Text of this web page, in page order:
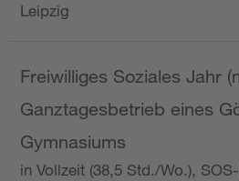
Leipzig
Freiwilliges Soziales Jahr
Ganztagesbetrieb eines
Gymnasiums
in Vollzeit (38,5 Std./Wo.),